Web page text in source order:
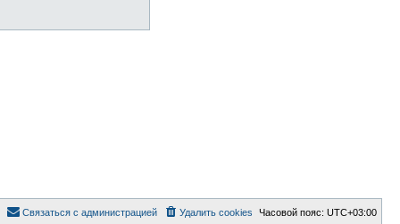
Часовой пояс: UTC+03:00
Удалить cookies
Связаться с администрацией